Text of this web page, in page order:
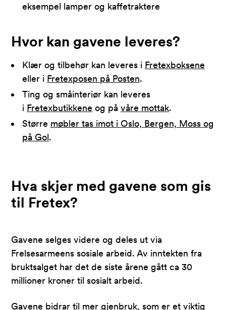
eksempel lamper og kaffetraktere
Hvor kan gavene leveres?
Klær og tilbehør kan leveres i Fretexboksene
eller i Fretexposen på Posten.
Ting og småinteriør kan leveres
i Fretexbutikkene og på våre mottak.
Større møbler tas imot i Oslo, Bergen, Moss og
på Gol.
Hva skjer med gavene som gis
til Fretex?
Gavene selges videre og deles ut via
Frelsesarmeens sosiale arbeid. Av inntekten fra
bruktsalget har det de siste årene gått ca 30
millioner kroner til sosialt arbeid.
Gavene bidrar til mer gjenbruk, som er et viktig